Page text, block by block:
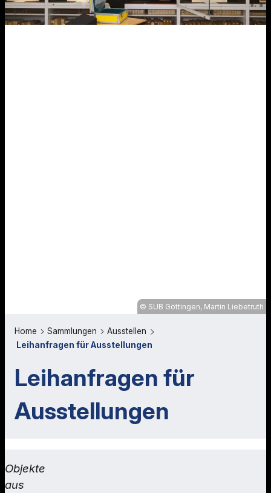
SUB Göttingen, Martin Liebetruth
Home Sammlungen
Ausstellen
Leihanfragen für Ausstellungen
Leihanfragen für
Ausstellungen
Objekte
aus